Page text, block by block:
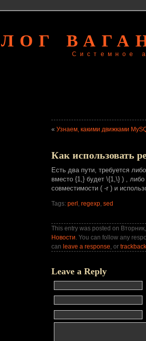
Системное
« Узнаем, какими движками
Как использовать
Есть два пути, требуется
вместо {1,} будет \{1,\} ) ,
совместимости ( -r ) и
Tags: perl , regexp, sed
This entry was posted on
Новости. You can follow any
can leave a response, or trackback
Leave a Reply